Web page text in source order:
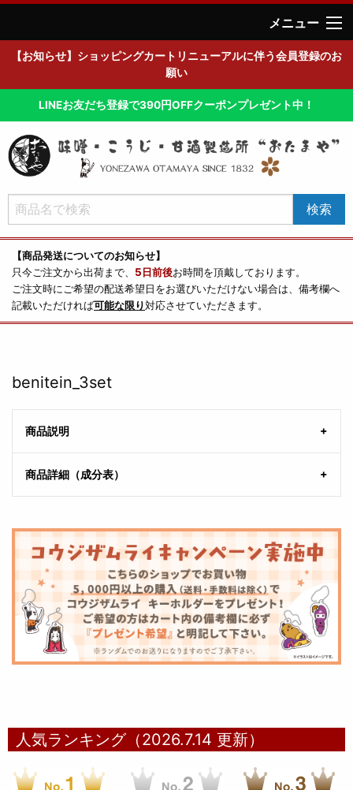
メニュー
【お知らせ】ショッピングカートリニューアルに伴う会員登録のお
願い
LINEお友だち登録で390円OFFクーポンプレゼント中！
【商品発送についてのお知らせ】
只今ご注文から出荷まで、 5日前後お時間を頂戴しております。
ご注文時にご希望の配送希望日をお選びいただけない場合は、備考欄へ
記載いただければ可能な限り対応させていただきます。
benitein_3set
商品説明
商品詳細（成分表）
人気ランキング（2026.7.14 更新）